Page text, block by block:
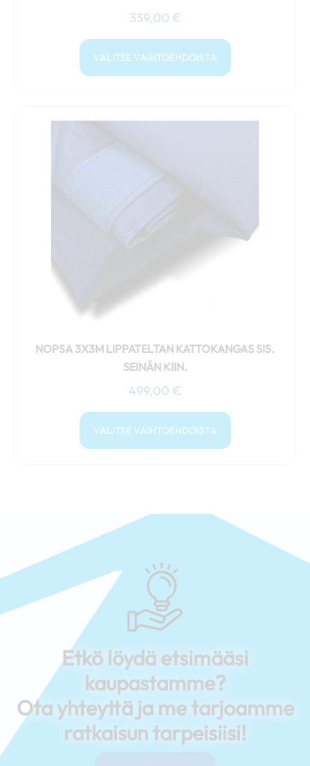
339,00 €
VALITSE VAIHTOEHDOISTA
NOPSA 3X3M LIPPATELTAN KATTOKANGAS SIS.
SEINÄN KIIN.
499,00 €
VALITSE VAIHTOEHDOISTA
Voit
tehdä
sivulla.
Etkö löydä etsimääsi
kaupastamme?
Ota yhteyttä ja me tarjoamme
ratkaisun tarpeisiisi!